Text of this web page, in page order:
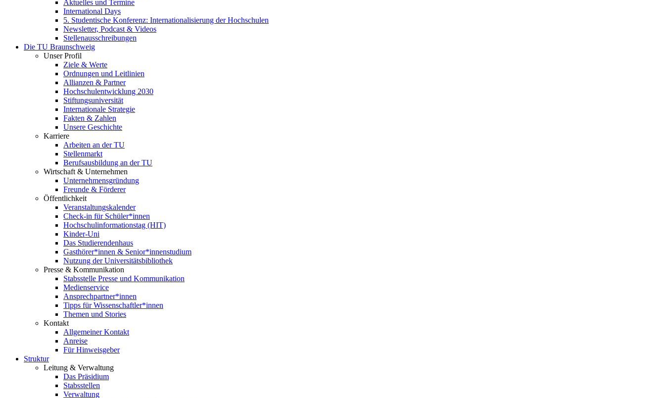
Aktuelles und Termine
International Days
5. Studentische Konferenz: Internationalisierung der Hochschulen
Newsletter, Podcast & Videos
Stellenausschreibungen
Die TU Braunschweig
Unser Profil
Ziele & Werte
Ordnungen und Leitlinien
Allianzen & Partner
Hochschulentwicklung 2030
Stiftungsuniversität
Internationale Strategie
Fakten & Zahlen
Unsere Geschichte
Karriere
Arbeiten an der TU
Stellenmarkt
Berufsausbildung an der TU
Wirtschaft & Unternehmen
Unternehmensgründung
Freunde & Förderer
Öffentlichkeit
Veranstaltungskalender
Check-in für Schüler*innen
Hochschulinformationstag (HIT)
Kinder-Uni
Das Studierendenhaus
Gasthörer*innen & Senior*innenstudium
Nutzung der Universitätsbibliothek
Presse & Kommunikation
Stabsstelle Presse und Kommunikation
Medienservice
Ansprechpartner*innen
Tipps für Wissenschaftler*innen
Themen und Stories
Kontakt
Allgemeiner Kontakt
Anreise
Für Hinweisgeber
Struktur
Leitung & Verwaltung
Das Präsidium
Stabsstellen
Verwaltung